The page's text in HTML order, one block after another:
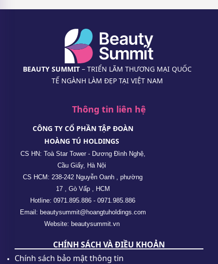
BEAUTY SUMMIT– TRIỂN LÃM THƯƠNG MẠI QUỐC
TẾ NGÀNH LÀM ĐẸP TẠI VIỆT NAM
Thông tin liên hệ
CÔNG TY CỔ PHẦN TẬP ĐOÀN
HOÀNG TÚ HOLDINGS
CS HN: Toà Star Tower - Dương Đình Nghệ,
Cầu Giấy, Hà Nội
CS HCM: 238-242 Nguyễn Oanh , phường
17 , Gò Vấp , HCM
Hotline: 0971.895.886 - 0971.985.886
Email: beautysummit@hoangtuholdings.com
Website: beautysummit.vn
CHÍNH SÁCH VÀ ĐIỀU KHOẢN
Chính sách bảo mật thông tin